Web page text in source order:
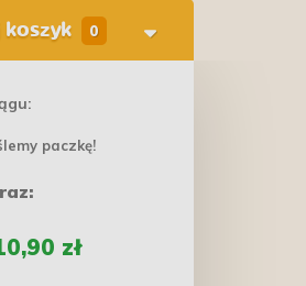
0
paczkę!
zł